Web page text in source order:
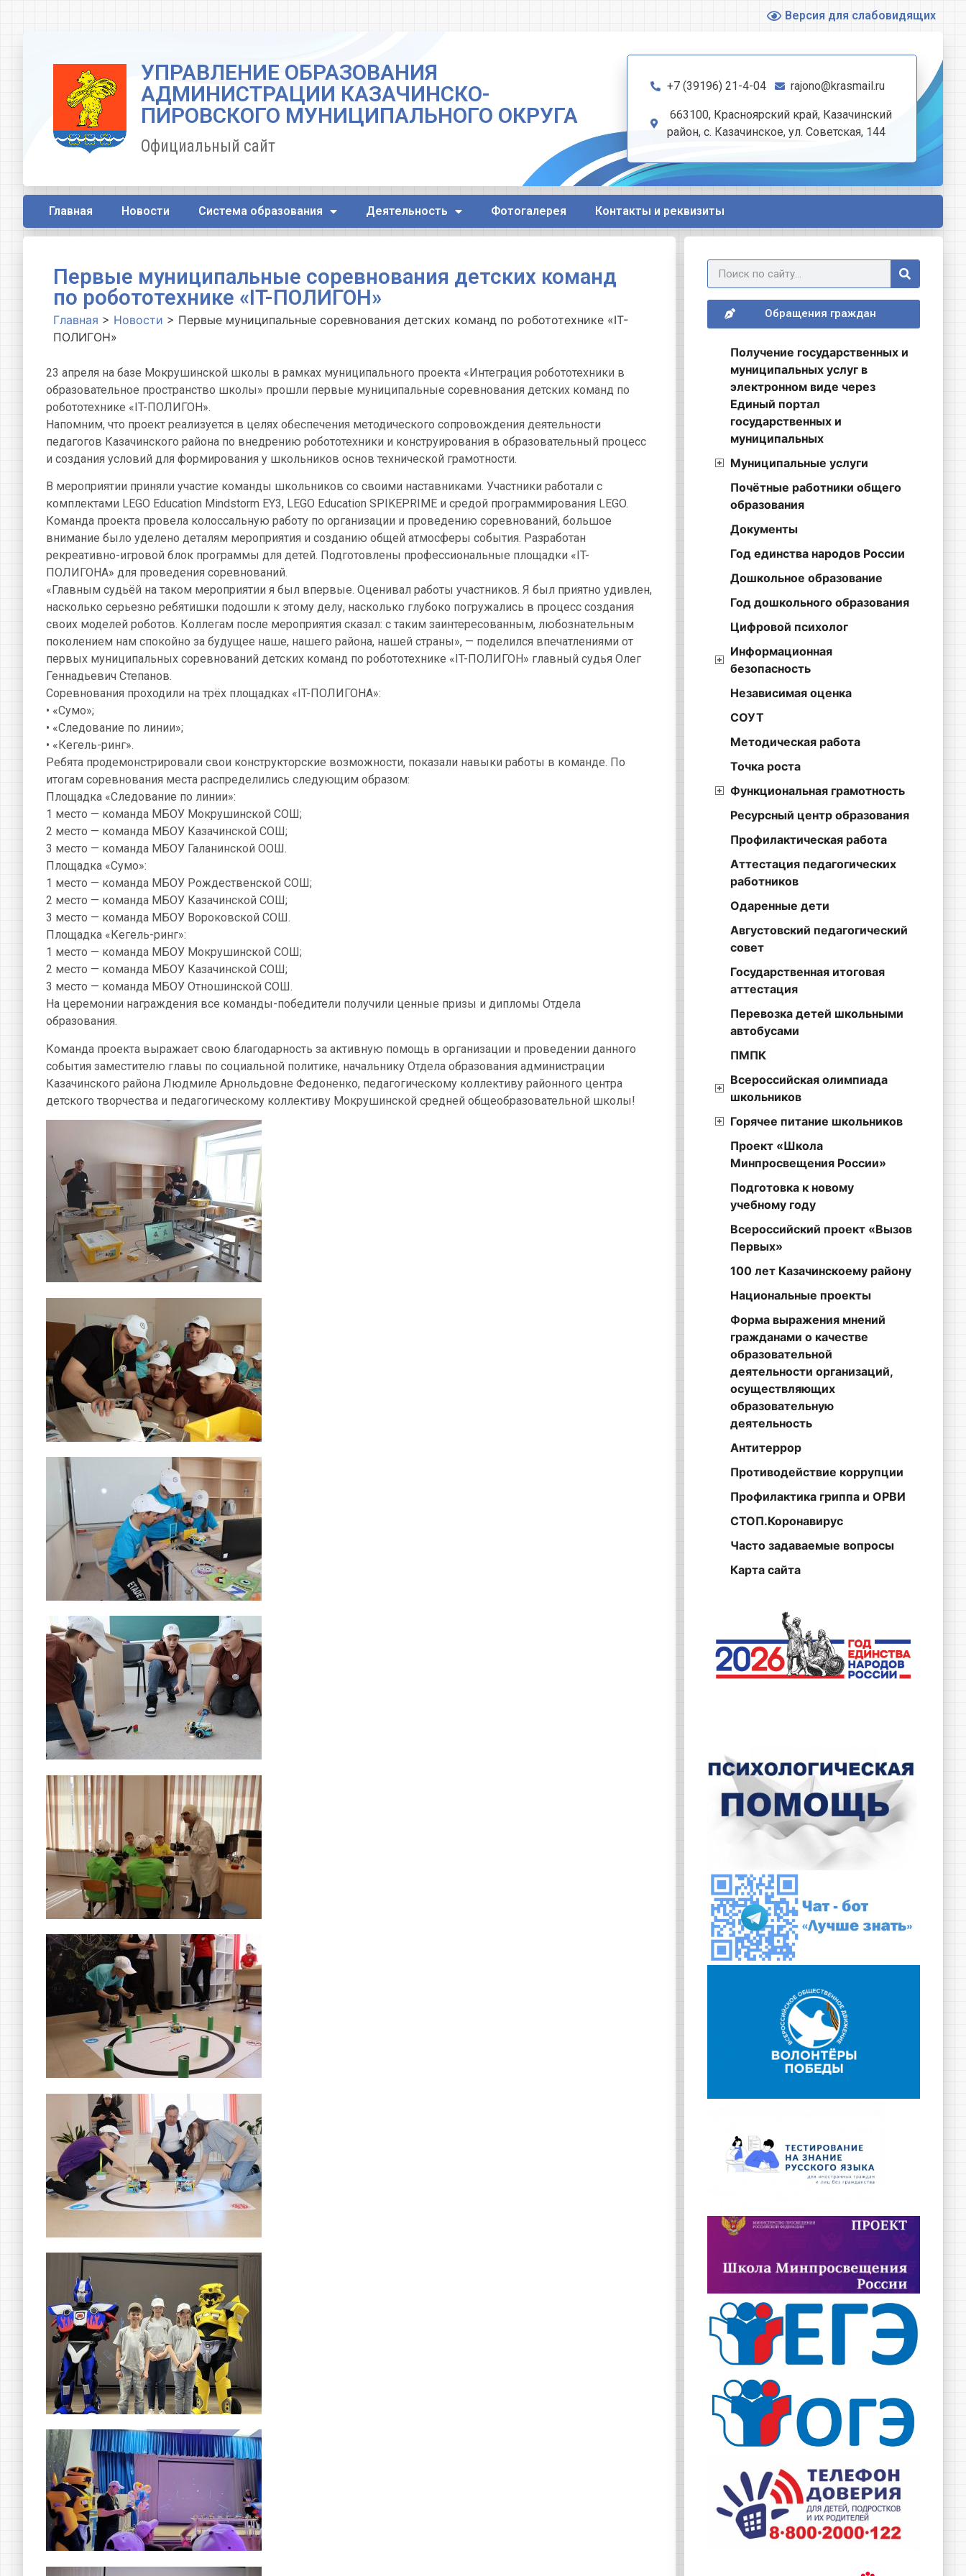
Версия для слабовидящих
УПРАВЛЕНИЕ ОБРАЗОВАНИЯ
АДМИНИСТРАЦИИ КАЗАЧИНСКО-
ПИРОВСКОГО МУНИЦИПАЛЬНОГО ОКРУГА
Официальный сайт
+7 (39196) 21-4-04 rajono@krasmail.ru
663100, Красноярский край, Казачинский
район, с. Казачинское, ул. Советская, 144
Главная Новости Система образования Деятельность Фотогалерея Контакты и реквизиты
Первые муниципальные соревнования детских команд
по робототехнике «IT-ПОЛИГОН»
Главная > Новости > Первые муниципальные соревнования детских команд по робототехнике «IT-
ПОЛИГОН»
23 апреля на базе Мокрушинской школы в рамках муниципального проекта «Интеграция робототехники в
образовательное пространство школы» прошли первые муниципальные соревнования детских команд по
робототехнике «IT-ПОЛИГОН».
Напомним, что проект реализуется в целях обеспечения методического сопровождения деятельности
педагогов Казачинского района по внедрению робототехники и конструирования в образовательный процесс
и создания условий для формирования у школьников основ технической грамотности.
В мероприятии приняли участие команды школьников со своими наставниками. Участники работали с
комплектами LEGO Education Mindstorm EY3, LEGO Education SPIKEPRIME и средой программирования LEGO.
Команда проекта провела колоссальную работу по организации и проведению соревнований, большое
внимание было уделено деталям мероприятия и созданию общей атмосферы события. Разработан
рекреативно-игровой блок программы для детей. Подготовлены профессиональные площадки «IT-
ПОЛИГОНА» для проведения соревнований.
«Главным судьёй на таком мероприятии я был впервые. Оценивал работы участников. Я был приятно удивлен,
насколько серьезно ребятишки подошли к этому делу, насколько глубоко погружались в процесс создания
своих моделей роботов. Коллегам после мероприятия сказал: с таким заинтересованным, любознательным
поколением нам спокойно за будущее наше, нашего района, нашей страны», — поделился впечатлениями от
первых муниципальных соревнований детских команд по робототехнике «IT-ПОЛИГОН» главный судья Олег
Геннадьевич Степанов.
Соревнования проходили на трёх площадках «IT-ПОЛИГОНА»:
• «Сумо»;
• «Следование по линии»;
• «Кегель-ринг».
Ребята продемонстрировали свои конструкторские возможности, показали навыки работы в команде. По
итогам соревнования места распределились следующим образом:
Площадка «Следование по линии»:
1 место — команда МБОУ Мокрушинской СОШ;
2 место — команда МБОУ Казачинской СОШ;
3 место — команда МБОУ Галанинской ООШ.
Площадка «Сумо»:
1 место — команда МБОУ Рождественской СОШ;
2 место — команда МБОУ Казачинской СОШ;
3 место — команда МБОУ Вороковской СОШ.
Площадка «Кегель-ринг»:
1 место — команда МБОУ Мокрушинской СОШ;
2 место — команда МБОУ Казачинской СОШ;
3 место — команда МБОУ Отношинской СОШ.
На церемонии награждения все команды-победители получили ценные призы и дипломы Отдела
образования.
Команда проекта выражает свою благодарность за активную помощь в организации и проведении данного
события заместителю главы по социальной политике, начальнику Отдела образования администрации
Казачинского района Людмиле Арнольдовне Федоненко, педагогическому коллективу районного центра
детского творчества и педагогическому коллективу Мокрушинской средней общеобразовательной школы!
Обращения граждан
Получение государственных и
муниципальных услуг в
электронном виде через
Единый портал
государственных и
муниципальных
Муниципальные услуги
Почётные работники общего
образования
Документы
Год единства народов России
Дошкольное образование
Год дошкольного образования
Цифровой психолог
Информационная
безопасность
Независимая оценка
СОУТ
Методическая работа
Точка роста
Функциональная грамотность
Ресурсный центр образования
Профилактическая работа
Аттестация педагогических
работников
Одаренные дети
Августовский педагогический
совет
Государственная итоговая
аттестация
Перевозка детей школьными
автобусами
ПМПК
Всероссийская олимпиада
школьников
Горячее питание школьников
Проект «Школа
Минпросвещения России»
Подготовка к новому
учебному году
Всероссийский проект «Вызов
Первых»
100 лет Казачинскоему району
Национальные проекты
Форма выражения мнений
гражданами о качестве
образовательной
деятельности организаций,
осуществляющих
образовательную
деятельность
Антитеррор
Противодействие коррупции
Профилактика гриппа и ОРВИ
СТОП.Коронавирус
Часто задаваемые вопросы
Карта сайта